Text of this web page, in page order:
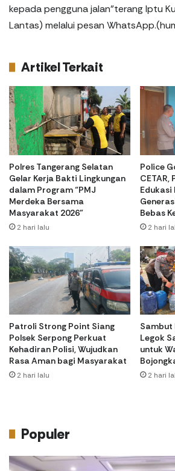
kepada pengguna jalan”terang Iptu
Lantas) melalui pesan
Artikel Terkait
Polres Tangerang Selatan
Gelar Kerja Bakti Lingkungan
dalam Program “PMJ
Merdeka Bersama
Masyarakat 2026”
2 hari lalu
Police
Edukasi
Bebas
2 hari
Patroli Strong Point Siang
Polsek Serpong Perkuat
Kehadiran Polisi, Wujudkan
Rasa Aman bagi Masyarakat
2 hari lalu
Sambut
Legok
untuk
2 hari
Populer